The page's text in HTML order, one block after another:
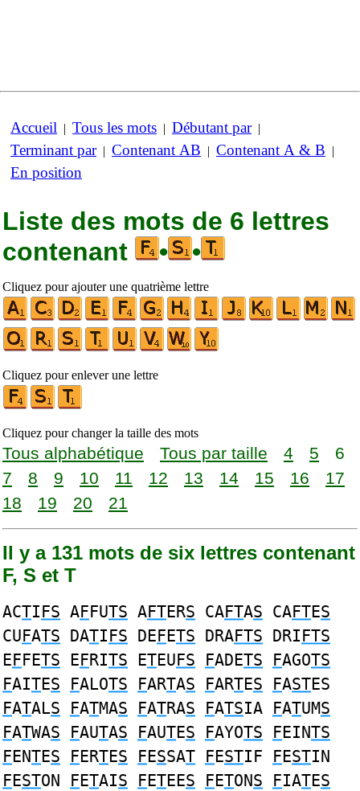
Accueil | Tous les mots | Débutant par|
Terminant par| Contenant AB | Contenant A & B |
En position
Liste des mots de 6 lettres
contenant
• •
Cliquez pour ajouter une quatrième lettre
Cliquez pour enlever une lettre
Cliquez pour changer la taille des mots
Tous alphabétique Tous par taille 4 5
6
7
8 9 10 11 12 13 14 15 16
17
18
19 20 21
Il y a 131 mots de six lettres contenant
F, S et T
ACTIFS AFFUTS AFTERS CAFTAS CAFTES
CUFATS DATIFS DEFETS DRAFTS DRIFTS
EFFETS EFRITS ETEUFS FADETS FAGOTS
FAITES FALOTS FARTAS FARTES FASTES
FATALS FATMAS FATRAS FATSIA FATUMS
FATWAS FAUTAS FAUTES FAYOTS FEINTS
FENTES FERTES FESSAT FESTIF FESTIN
FESTON FETAIS FETEES FETONS FIATES